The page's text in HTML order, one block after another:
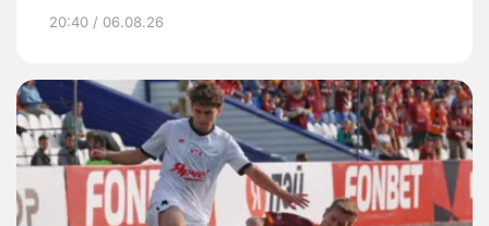
20:40 / 06.08.26